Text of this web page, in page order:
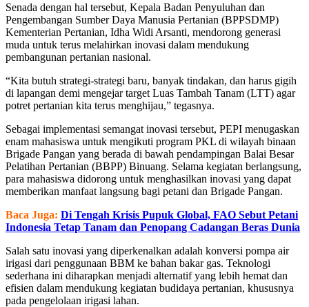
Senada dengan hal tersebut, Kepala Badan Penyuluhan dan
Pengembangan Sumber Daya Manusia Pertanian (BPPSDMP)
Kementerian Pertanian, Idha Widi Arsanti, mendorong generasi
muda untuk terus melahirkan inovasi dalam mendukung
pembangunan pertanian nasional.
“Kita butuh strategi-strategi baru, banyak tindakan, dan harus gigih
di lapangan demi mengejar target Luas Tambah Tanam (LTT) agar
potret pertanian kita terus menghijau,” tegasnya.
Sebagai implementasi semangat inovasi tersebut, PEPI menugaskan
enam mahasiswa untuk mengikuti program PKL di wilayah binaan
Brigade Pangan yang berada di bawah pendampingan Balai Besar
Pelatihan Pertanian (BBPP) Binuang. Selama kegiatan berlangsung,
para mahasiswa didorong untuk menghasilkan inovasi yang dapat
memberikan manfaat langsung bagi petani dan Brigade Pangan.
Baca Juga: Di Tengah Krisis Pupuk Global, FAO Sebut Petani
Indonesia Tetap Tanam dan Penopang Cadangan Beras Dunia
Salah satu inovasi yang diperkenalkan adalah konversi pompa air
irigasi dari penggunaan BBM ke bahan bakar gas. Teknologi
sederhana ini diharapkan menjadi alternatif yang lebih hemat dan
efisien dalam mendukung kegiatan budidaya pertanian, khususnya
pada pengelolaan irigasi lahan.